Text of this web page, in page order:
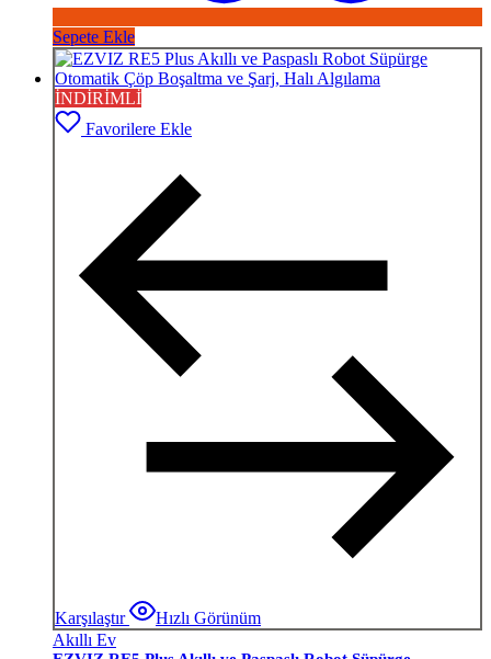
Sepete Ekle
İNDİRİMLİ
Favorilere Ekle
Karşılaştır
Hızlı Görünüm
Akıllı Ev